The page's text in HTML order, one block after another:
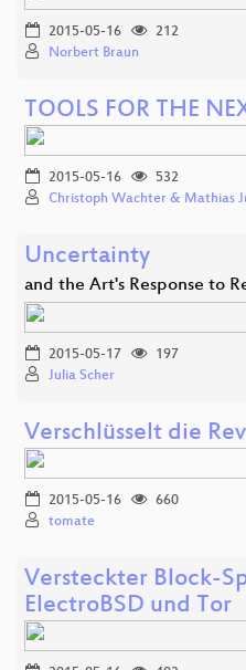
2015-05-16
212
Norbert Braun
TOOLS FOR THE
2015-05-16
532
Christoph Wachter & Mathias
Uncertainty
and the Art's Response to
2015-05-17
197
Julia Scher
Verschlüsselt die
2015-05-16
660
tomate
Versteckter Block-
ElectroBSD und Tor